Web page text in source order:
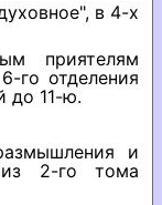
в 4-х
приятелям
го отделения
до 11-ю.
и
из 2-го тома